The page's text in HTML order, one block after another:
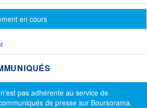
en cours
pas adhérente au service de
de presse sur Boursorama.